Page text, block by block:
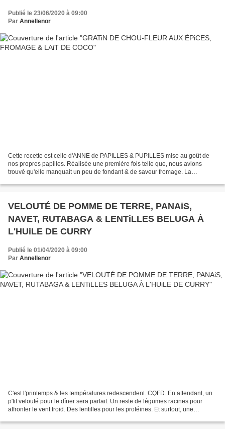
Publié le 23/06/2020 à 09:00
Par Annellenor
Cette recette est celle d'ANNE de PAPILLES & PUPiLLES mise au goût de
nos propres papilles. Réalisée une première fois telle que, nous avions
trouvé qu'elle manquait un peu de fondant & de saveur fromage. La
VELOUTÉ DE POMME DE TERRE, PANAiS,
NAVET, RUTABAGA & LENTiLLES BELUGA À
L'HUiLE DE CURRY
Publié le 01/04/2020 à 09:00
Par Annellenor
C'est l'printemps & les températures redescendent. CQFD. En attendant, un
p'tit velouté pour le dîner sera parfait. Un reste de légumes racines pour
affronter le vent froid. Des lentilles pour les protéines. Et surtout, une